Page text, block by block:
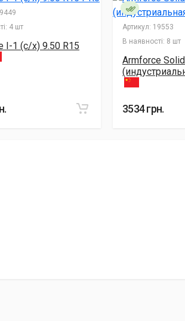
4 шт
I-1 (с/х) 9.50 R15
Артикул: 19553
В наявності: 8 шт
Armforce Solid
3534 грн.